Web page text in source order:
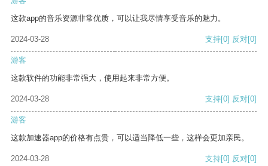
这款app的音乐资源非常优质，可以让我尽情享受音乐的魅力。
2024-03-28 支持[0] 反对[0]
游客
这款软件的功能非常强大，使用起来非常方便。
2024-03-28 支持[0] 反对[0]
游客
这款加速器app的价格有点贵，可以适当降低一些，这样会更加亲民。
2024-03-28 支持[0] 反对[0]